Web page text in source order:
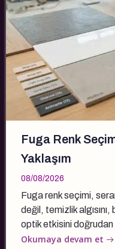
Fuga Renk
Yaklaşım
08/08/2026
Fuga renk seçimi,
değil, temizlik
optik etkisini doğrudan
Okumaya devam et